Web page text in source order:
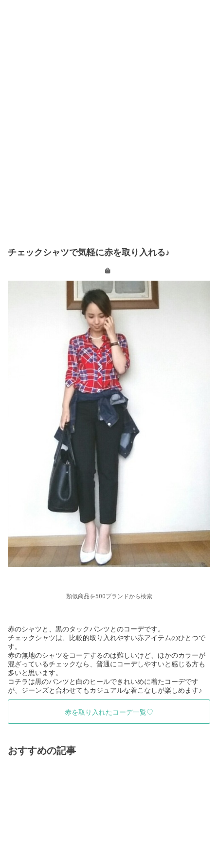
チェックシャツで気軽に赤を取り入れる♪
類似商品を500ブランドから検索
赤のシャツと、黒のタックパンツとのコーデです。
チェックシャツは、比較的取り入れやすい赤アイテムのひとつで
す。
赤の無地のシャツをコーデするのは難しいけど、ほかのカラーが
混ざっているチェックなら、普通にコーデしやすいと感じる方も
多いと思います。
コチラは黒のパンツと白のヒールできれいめに着たコーデです
が、ジーンズと合わせてもカジュアルな着こなしが楽しめます♪
赤を取り入れたコーデ一覧♡
おすすめの記事